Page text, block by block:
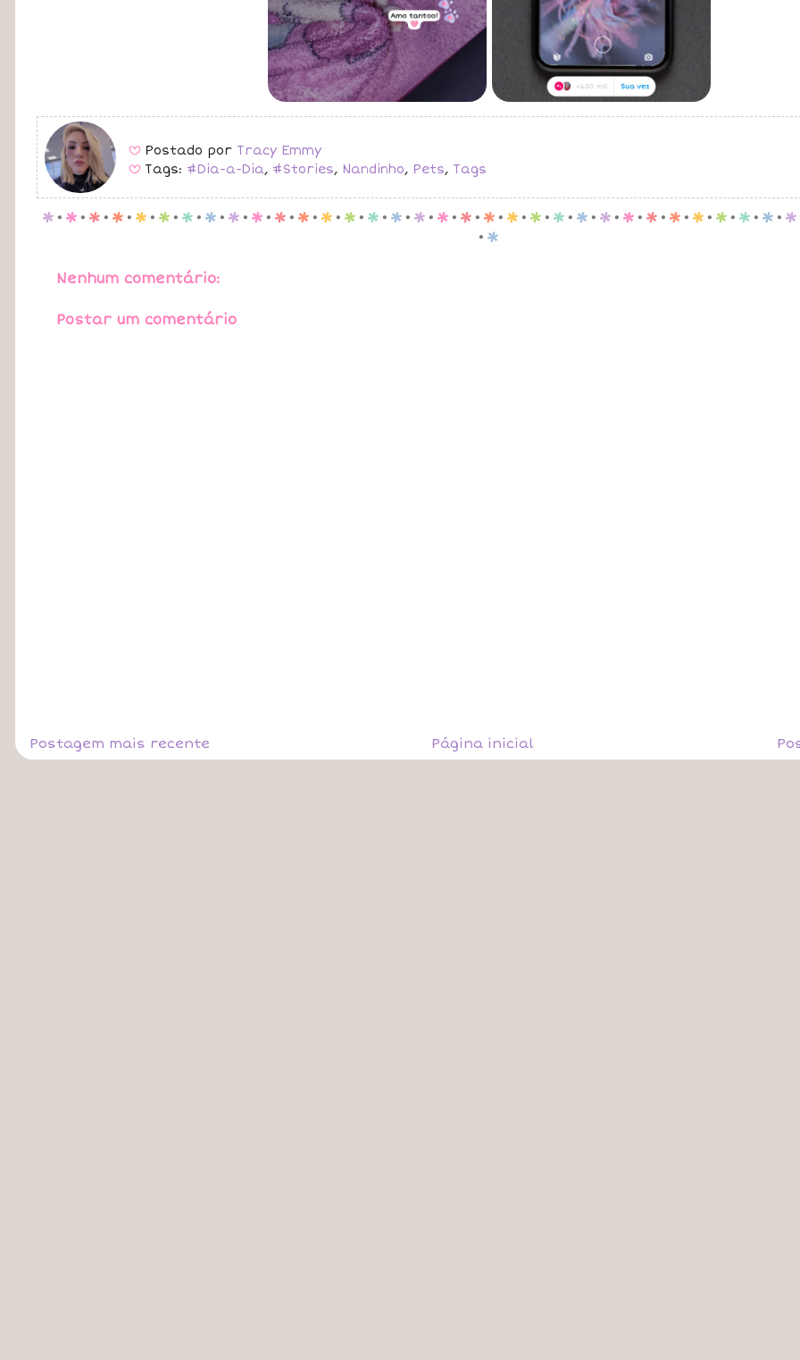
B Postado por Tracy Emmy
B Tags: #Dia-a-Dia, #Stories, Nandinho, Pets, Tags
p . p . p . p . p . p . p . p . p . p . p . p . p . p . p . p . p . p . p . p . p . p . p . p . p . p . p . p . p . p . p . p . p
. p
Nenhum comentário:
Postar um comentário
Postagem mais recente Página inicial